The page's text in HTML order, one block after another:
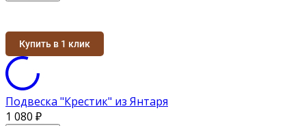
Купить в 1 клик
Подвеска "Крестик" из Янтаря
1 080 ₽